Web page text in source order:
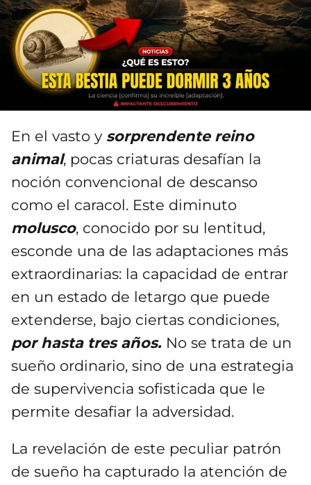
En el vasto y sorprendente reino
animal, pocas criaturas desafían la
noción convencional de descanso
como el caracol. Este diminuto
molusco, conocido por su lentitud,
esconde una de las adaptaciones más
extraordinarias: la capacidad de entrar
en un estado de letargo que puede
extenderse, bajo ciertas condiciones,
por hasta tres años. No se trata de un
sueño ordinario, sino de una estrategia
de supervivencia sofisticada que le
permite desafiar la adversidad.
La revelación de este peculiar patrón
de sueño ha capturado la atención de